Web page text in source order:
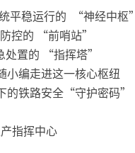
平稳运行的 “神经中枢”
控的 “前哨站”
处置的 “指挥塔”
小编走进这一核心枢纽
的铁路安全“守护密码”
指挥中心